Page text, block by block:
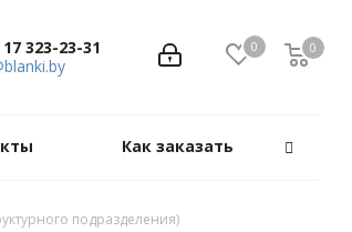
0 0
0
323-23-31
Как заказать
подразделения)